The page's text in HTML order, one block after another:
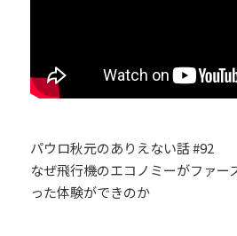
パウロ秋元のありえない話 #92
なぜ飛行機のエコノミーがファー
った体験ができのか